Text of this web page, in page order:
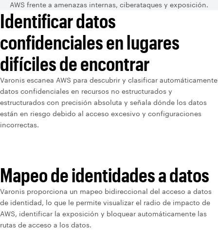
AWS frente a amenazas internas, ciberataques y exposición.
Identificar datos
confidenciales en lugares
difíciles de encontrar
Varonis escanea AWS para descubrir y clasificar automáticamente
datos confidenciales en recursos no estructurados y
estructurados con precisión absoluta y señala dónde los datos
están en riesgo debido al acceso excesivo y configuraciones
incorrectas.
Mapeo de identidades a datos
Varonis proporciona un mapeo bidireccional del acceso a datos
de identidad, lo que le permite visualizar el radio de impacto de
AWS, identificar la exposición y bloquear automáticamente las
rutas de acceso a los datos.